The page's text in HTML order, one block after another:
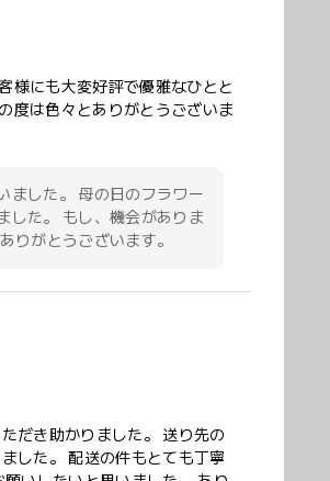
様にも大変好評で優雅なひとと
度は色々とありがとうございま
ました。 母の日のフラワー
した。 もし、機会がありま
りがとうございます。
だき助かりました。 送り先の
した。 配送の件もとても丁寧